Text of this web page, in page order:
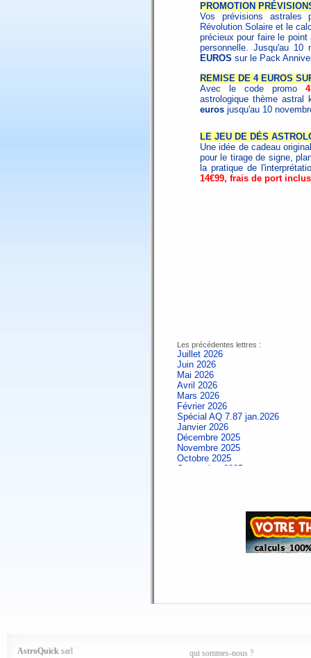
PROMOTION
Vos prévisions astrales
Révolution Solaire et le
précieux pour faire le
personnelle. Jusqu'au 10
EUROS sur le Pack
REMISE DE 4 EUROS
Avec le code promo
astrologique thème
euros jusqu'au 10
LE JEU DE DÉS
Une idée de cadeau
pour le tirage de signe,
la pratique de
14€99, frais de port inclus
Les précédentes lettres :
Juillet 2026
Juin 2026
Mai 2026
Avril 2026
Mars 2026
Février 2026
Spécial AQ 7.87 jan.2026
Janvier 2026
Décembre 2025
Novembre 2025
Octobre 2025
Septembre 2025
Spécial AQ 7.84 jan.2025
Septembre 2024
AstroQuick sarl qui sommes-nous ?